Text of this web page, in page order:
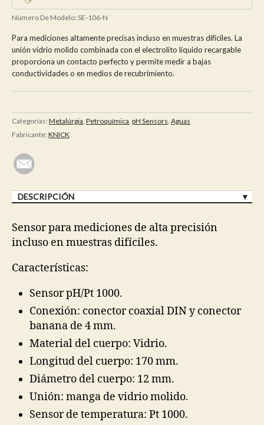
Número De Modelo: SE-106-N
Para mediciones altamente precisas incluso en muestras difíciles. La
unión vidrio molido combinada con el electrolito líquido recargable
proporciona un contacto perfecto y permite medir a bajas
conductividades o en medios de recubrimiento.
Categorías: Metalúrgia, Petroquímica, pH Sensors, Aguas
Fabricante: KNICK
DESCRIPCIÓN
Sensor para mediciones de alta precisión
incluso en muestras difíciles.
Características:
Sensor pH/Pt 1000.
Conexión: conector coaxial DIN y conector
banana de 4 mm.
Material del cuerpo: Vidrio.
Longitud del cuerpo: 170 mm.
Diámetro del cuerpo: 12 mm.
Unión: manga de vidrio molido.
Sensor de temperatura: Pt 1000.